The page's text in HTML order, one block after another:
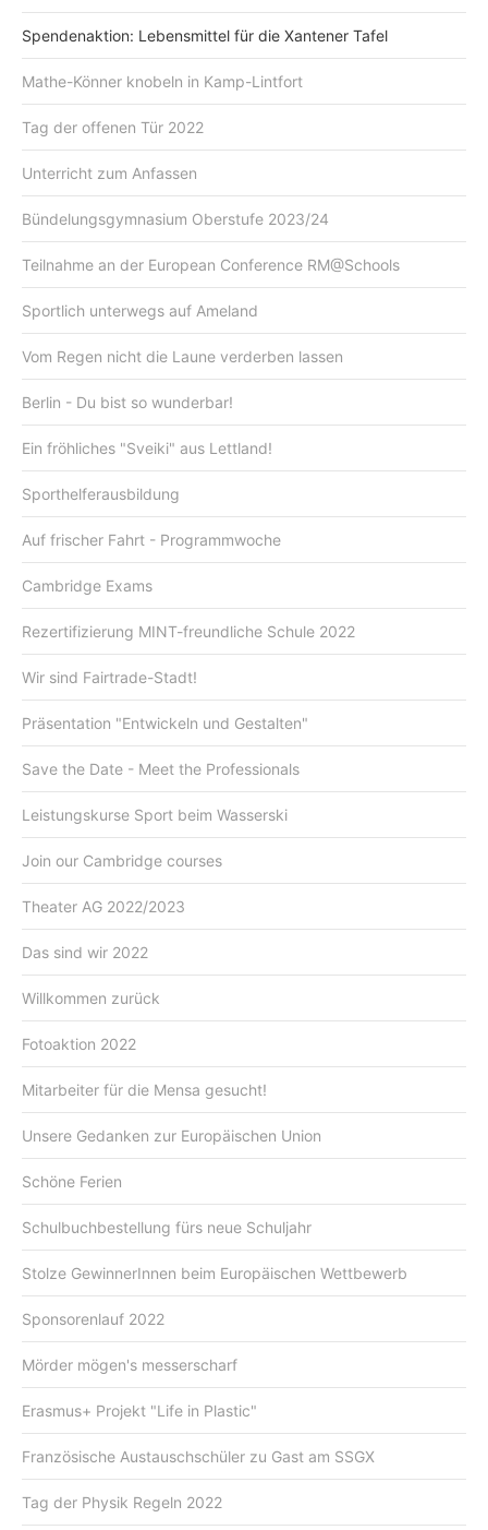
Spendenaktion: Lebensmittel für die Xantener Tafel
Mathe-Könner knobeln in Kamp-Lintfort
Tag der offenen Tür 2022
Unterricht zum Anfassen
Bündelungsgymnasium Oberstufe 2023/24
Teilnahme an der European Conference RM@Schools
Sportlich unterwegs auf Ameland
Vom Regen nicht die Laune verderben lassen
Berlin - Du bist so wunderbar!
Ein fröhliches "Sveiki" aus Lettland!
Sporthelferausbildung
Auf frischer Fahrt - Programmwoche
Cambridge Exams
Rezertifizierung MINT-freundliche Schule 2022
Wir sind Fairtrade-Stadt!
Präsentation "Entwickeln und Gestalten"
Save the Date - Meet the Professionals
Leistungskurse Sport beim Wasserski
Join our Cambridge courses
Theater AG 2022/2023
Das sind wir 2022
Willkommen zurück
Fotoaktion 2022
Mitarbeiter für die Mensa gesucht!
Unsere Gedanken zur Europäischen Union
Schöne Ferien
Schulbuchbestellung fürs neue Schuljahr
Stolze GewinnerInnen beim Europäischen Wettbewerb
Sponsorenlauf 2022
Mörder mögen's messerscharf
Erasmus+ Projekt "Life in Plastic"
Französische Austauschschüler zu Gast am SSGX
Tag der Physik Regeln 2022